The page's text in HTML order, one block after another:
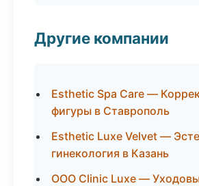
Другие компании
Esthetic Spa Care —
фигуры в Ставрополь
Esthetic Luxe Velvet —
гинекология в Казань
ООО Clinic Luxe —